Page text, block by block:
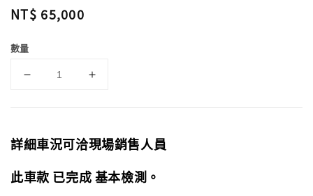
Regular
NT$ 65,000
數量
詳細車況可洽現場銷售人員
此車款 已完成 基本檢測。